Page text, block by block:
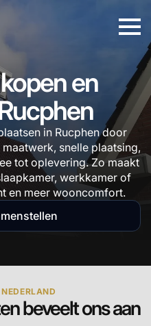
en
in Rucphen door
snelle plaatsing,
tot oplevering. Zo maakt
werkkamer of
en meer wooncomfort.
beveelt ons aan